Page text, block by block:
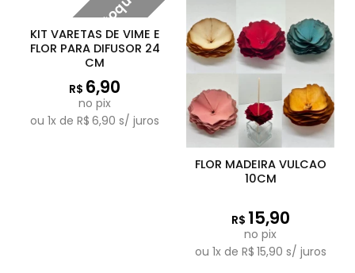
Fora de estoque
KIT VARETAS DE VIME E
FLOR PARA DIFUSOR 24
CM
R$ 6,90
no pix
ou 1x de R$ 6,90 s/ juros
FLOR MADEIRA VULCAO
10CM
R$ 15,90
no pix
ou 1x de R$ 15,90 s/ juros